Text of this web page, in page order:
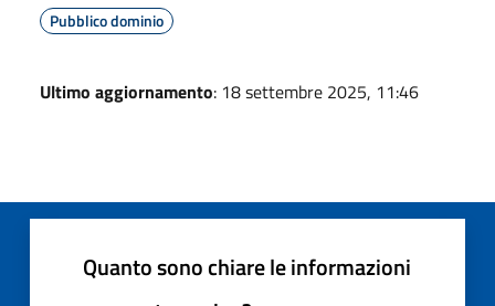
Pubblico dominio
Ultimo aggiornamento: 18 settembre 2025, 11:46
Quanto sono chiare le informazioni